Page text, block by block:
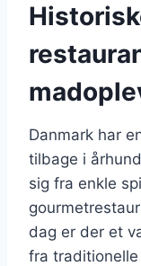
Danmark har
tilbage i
sig fra enkle
dag er der et
fra